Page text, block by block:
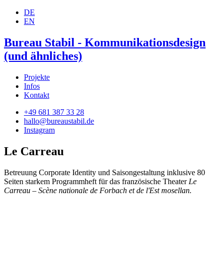
DE
EN
Bureau Stabil - Kommunikationsdesign
(und ähnliches)
Projekte
Infos
Kontakt
+49 681 387 33 28
hallo@bureaustabil.de
Instagram
Le Carreau
Betreuung Corporate Identity und Saisongestaltung inklusive 80
Seiten starkem Programmheft für das französische Theater Le
Carreau – Scène nationale de Forbach et de l'Est mosellan.